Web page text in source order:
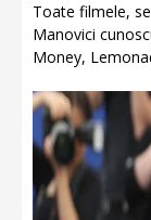
Toate filmele,
Manovici
Money,